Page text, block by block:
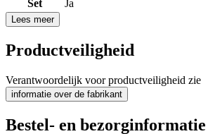
Set
Ja
Lees meer
Productveiligheid
Verantwoordelijk voor productveiligheid zie
informatie over de fabrikant
Bestel- en bezorginformatie